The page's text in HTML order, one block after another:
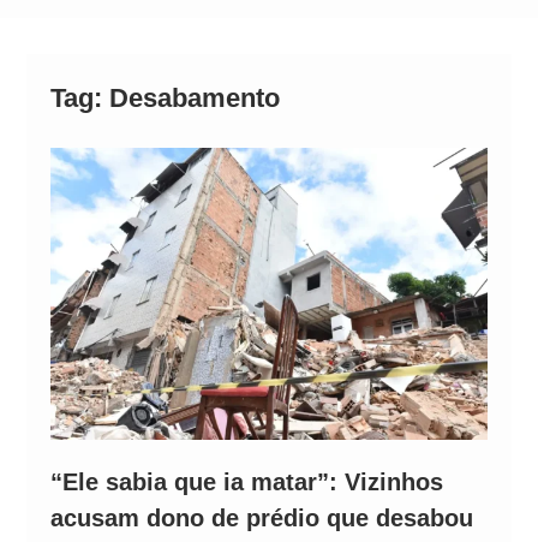
Tag: Desabamento
“Ele sabia que ia matar”: Vizinhos
acusam dono de prédio que desabou